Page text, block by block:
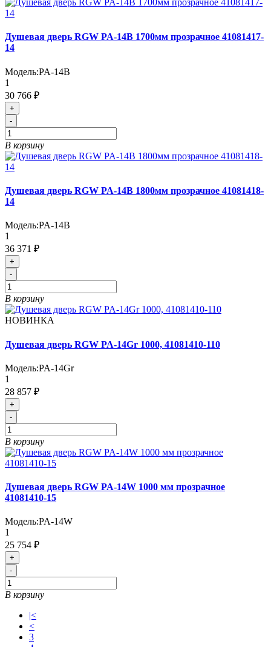
Душевая дверь RGW PA-14B 1700мм прозрачное 41081417-
14
Модель:PA-14B
1
30 766 ₽
+
-
В корзину
Душевая дверь RGW PA-14B 1800мм прозрачное 41081418-
14
Модель:PA-14B
1
36 371 ₽
+
-
В корзину
НОВИНКА
Душевая дверь RGW PA-14Gr 1000, 41081410-110
Модель:PA-14Gr
1
28 857 ₽
+
-
В корзину
Душевая дверь RGW PA-14W 1000 мм прозрачное
41081410-15
Модель:PA-14W
1
25 754 ₽
+
-
В корзину
|<
<
3